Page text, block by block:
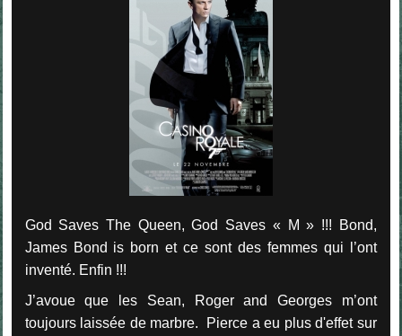
God Saves The Queen, God Saves « M » !!! Bond,
James Bond is born et ce sont des femmes qui l’ont
inventé. Enfin !!!
J’avoue que les Sean, Roger and Georges m’ont
toujours laissée de marbre. Pierce a eu plus d'effet sur